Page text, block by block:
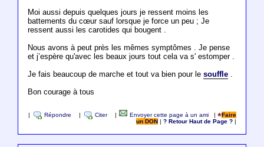
Moi aussi depuis quelques jours je ressent moins les
battements du cœur sauf lorsque je force un peu ; Je
ressent aussi les carotides qui bougent .
Nous avons à peut près les mêmes symptômes . Je pense
et j’espère qu'avec les beaux jours tout cela va s' estomper .
Je fais beaucoup de marche et tout va bien pour le souffle.
Bon courage à tous
Répondre Citer Envoyer cette page à un ami |
Faire
un DON
|? Retour Haut de Page ?